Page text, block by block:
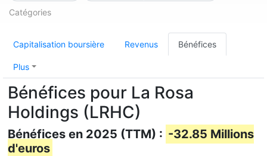
Catégories
Capitalisation boursière Revenus Bénéfices
Plus
Bénéfices pour La Rosa
Holdings (LRHC)
Bénéfices en 2025 (TTM) : -32.85 Millions
d'euros